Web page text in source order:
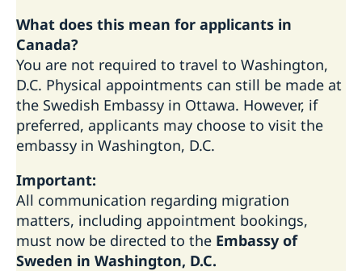
What does this mean for applicants in
Canada?
You are not required to travel to Washington,
D.C. Physical appointments can still be made at
the Swedish Embassy in Ottawa. However, if
preferred, applicants may choose to visit the
embassy in Washington, D.C.
Important:
All communication regarding migration
matters, including appointment bookings,
must now be directed to the Embassy of
Sweden in Washington, D.C.